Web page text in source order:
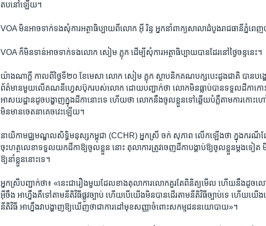
តប​នៅ​ឡើយ។​
VOA ​មិន​អាច​ទាក់ទង​សុំ​ការ​អត្ថាធិប្បាយ​ពី​លោក ​អ៊ី រិន្ទ​ អ្នក​នាំពាក្យ​សាលាដំបូង​រាជធានី​ភ្នំពេញ​
VOA ​ក៏​មិន​ទាន់​អាច​ទាក់ទង​លោក​ សៀម ភ្លុក ​ដើម្បី​សុំ​ការ​អត្ថាធិប្បាយ​បាន​ដែរ​នៅ​ថ្ងៃ​ចន្ទ​នេះ។​
យ៉ាង​ណាក្តី កាលពី​ថ្ងៃ​ទី​២០ ​ខែ​មេសា ​លោក​ សៀម ភ្លុក​ ស្ថាបនិក​គណបក្ស​បេះដូង​ជាតិ ​បាន​បង្ហ
ព័ត៌មាន​មួយ​លើ​គណនី​ហ្វេសប៊ុក​របស់​លោក​ ដោយ​បញ្ជាក់​ថា​ លោក​មិន​ធ្លាប់​បាន​ទទួល​ដីកា​កោះ​ជា​
អាសយដ្ឋាន​ដូច​បង្ហាញ​ក្នុង​ដីកា​នោះ​ទេ ហើយ​ថា​ លោក​នឹង​ចូល​ខ្លួន​ទៅ​ឆ្លើយ​បំភ្លឺ​តាម​ការ​កោះ
មិន​មាន​ចេតនា​គេចវេះ​ឡើយ។​
នាយិកា​មជ្ឈមណ្ឌល​សិទ្ធិ​មនុស្ស​កម្ពុជា ​(CCHR) ​អ្នកស្រី​ ចក់ សុភាព ​លើក​ឡើង​ថា​ ក្នុង​ករ
ចុះ​ហត្ថលេខា​ទទួល​យក​ដីកា​ឱ្យ​ចូល​ខ្លួន​ នោះ​ តុលាការ​ត្រូវ​ចេញ​ដីកា​បង្គាប់​ឱ្យ​ចូល​ខ្លួន​ម្តង​ទៀត​
ឱ្យ​នាំ​ខ្លួន​នោះ​ទេ។ ​
អ្នកស្រី​បញ្ជាក់​ថា៖ «នេះ​ជា​រឿង​មួយ​ដែល​ខាង​តុលាការ​លោក​គួរ​តែ​ពិនិត្យ​មើល​ ហើយ​នឹង​ដូច​លោ
អ៊ីចឹង អាហ្នឹង​គឺ​ទៅ​តាម​នីតិវិធី​ផ្លូវ​ច្បាប់ ​ហើយ​បើ​យើង​មិន​បាន​ដើរ​តាម​នីតិវិធី​ច្បាប់​ទេ​ ហើយ​យើ
នីតិវិធី ​អាហ្នឹង​វា​បង្ហាញ​ឱ្យ​ឃើញ​ថាជា​ការ​ដៅ​មុខ​សញ្ញា​ចំពោះ​សកម្ម​ជន​នយោបាយ»។​